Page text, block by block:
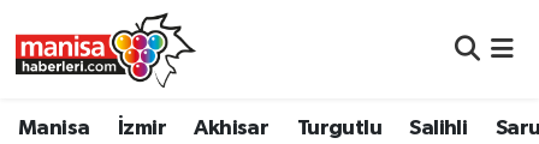
Manisa İzmir Akhisar Turgutlu Salihli
Manisa Nöbetçi Eczaneler